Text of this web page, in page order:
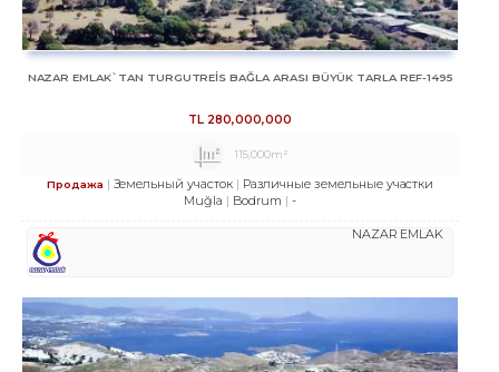
NAZAR EMLAK`TAN TURGUTREİS BAĞLA ARASI BÜYÜK TARLA REF-1495
TL 280,000,000
115,000m²
Продажа Земельный участок
Различные земельные участки
Muğla
Bodrum -
NAZAR EMLAK